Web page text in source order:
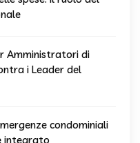
Amministratori di
i Leader del
condominiali
integrato